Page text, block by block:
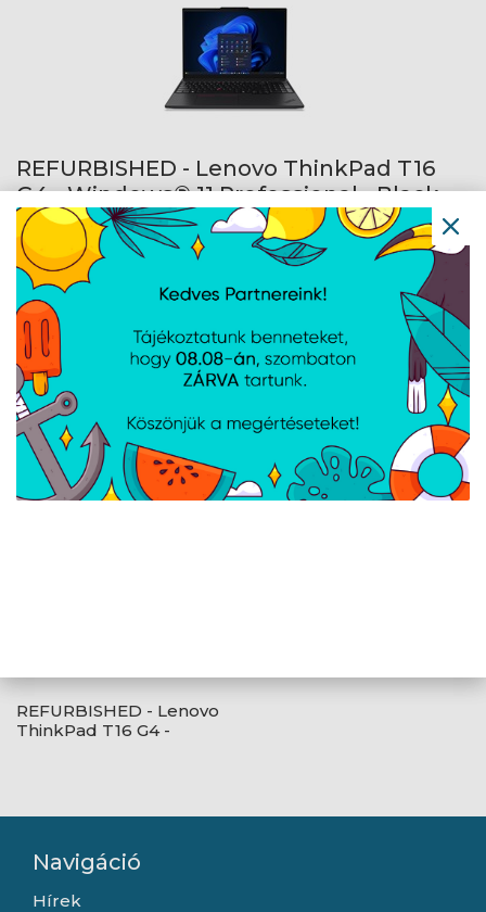
REFURBISHED - Lenovo ThinkPad T16
G4 - Windows® 11 Professional - Black
Cikkszám:21QE008AHV_R01 Gyártói cikkszám:21QE008AHV
16" WUXGA, Intel® Core™ Ultra 7 255U, 32GB, 1TB SSD, Intel®
Graphics, Windows® 11 Professional, háttérvilágítású billentyűzet
1 / 1
AJÁNLATUNKBÓL
REFURBISHED - Lenovo
ThinkPad T16 G4 -
Navigáció
Hírek